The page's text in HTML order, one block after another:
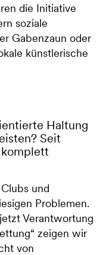
die Initiative
soziale
Gabenzaun oder
künstlerische
Haltung
Seit
und
Problemen.
Verantwortung
zeigen wir
von